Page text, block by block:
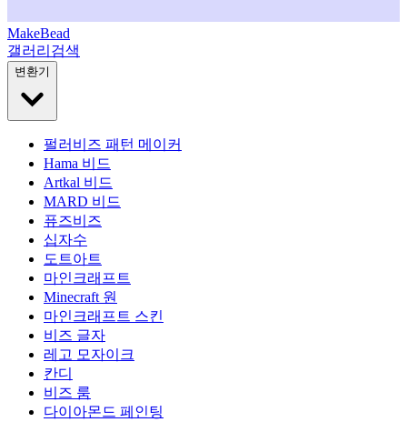
MakeBead
갤러리 검색
변환기
펄러비즈 패턴 메이커
Hama 비드
Artkal 비드
MARD 비드
퓨즈비즈
십자수
도트아트
마인크래프트
Minecraft 원
마인크래프트 스킨
비즈 글자
레고 모자이크
칸디
비즈 룸
다이아몬드 페인팅